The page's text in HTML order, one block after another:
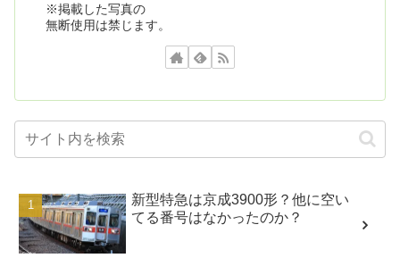
※掲載した写真の
無断使用は禁じます。
新型特急は京成3900形？他に空い
てる番号はなかったのか？